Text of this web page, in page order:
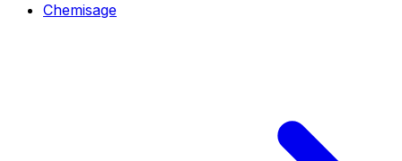
Chemisage